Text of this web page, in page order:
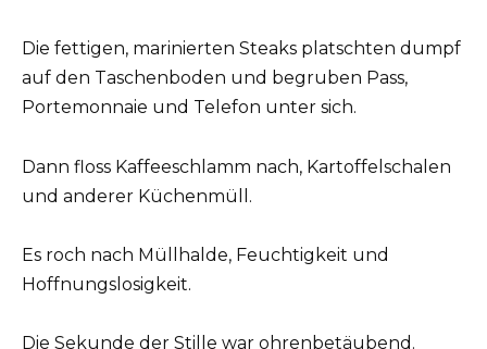
Die fettigen, marinierten Steaks platschten dumpf
auf den Taschenboden und begruben Pass,
Portemonnaie und Telefon unter sich.
Dann floss Kaffeeschlamm nach, Kartoffelschalen
und anderer Küchenmüll.
Es roch nach Müllhalde, Feuchtigkeit und
Hoffnungslosigkeit.
Die Sekunde der Stille war ohrenbetäubend.